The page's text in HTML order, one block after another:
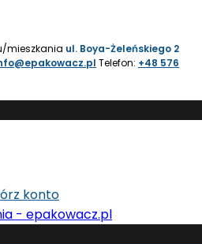
mieszkania ul. Boya-Żeleńskiego 2
Telefon: +48 576
konto